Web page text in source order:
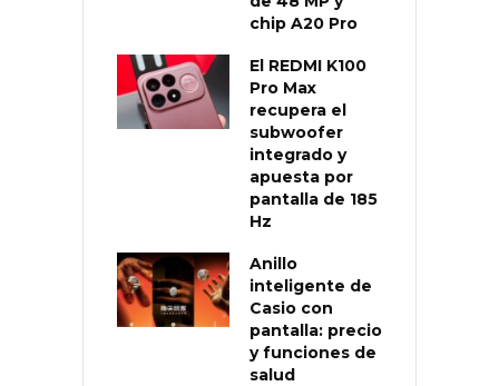
chip A20 Pro
El REDMI K100
Pro Max
recupera el
subwoofer
integrado y
apuesta por
pantalla de 185
Hz
Anillo
inteligente de
Casio con
pantalla: precio
y funciones de
salud